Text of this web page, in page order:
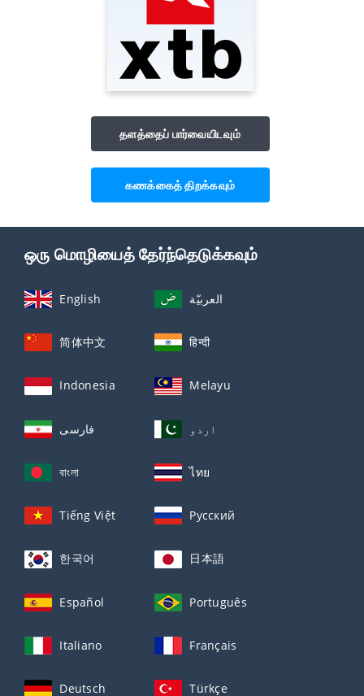
தளத்தைப் பார்வையிடவும்
கணக்கைத் திறக்கவும்
ஒரு மொழியைத் தேர்ந்தெடுக்கவும்
English العربيّة
简体中文 हिन्दी
Indonesia Melayu
فارسی اردو
বাংলা ไทย
Tiếng Việt Русский
한국어 日本語
Español Português
Italiano Français
Deutsch Türkçe